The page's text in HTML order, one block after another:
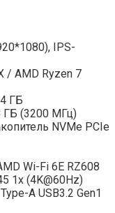
IPS-
/ AMD Ryzen 7
ГБ
ГБ (3200 МГц)
NVMe PCIe
Wi-Fi 6E RZ608
1x (4K@60Hz)
A USB3.2 Gen1